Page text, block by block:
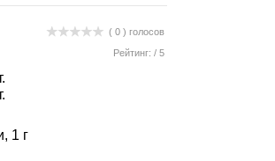
( 0 ) голосов
Рейтинг: / 5
1 г